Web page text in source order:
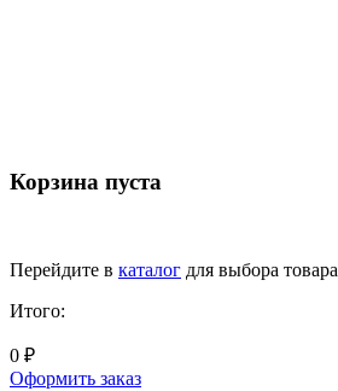
Корзина пуста
Перейдите в каталог для выбора товара
Итого:
0 ₽
Оформить заказ